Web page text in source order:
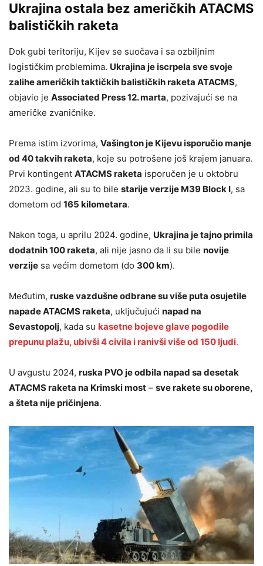
Ukrajina ostala bez američkih ATACMS
balističkih raketa
Dok gubi teritoriju, Kijev se suočava i sa ozbiljnim
logističkim problemima. Ukrajina je iscrpela sve svoje
zalihe američkih taktičkih balističkih raketa ATACMS,
objavio je Associated Press 12. marta, pozivajući se na
američke zvaničnike.
Prema istim izvorima, Vašington je Kijevu isporučio manje
od 40 takvih raketa, koje su potrošene još krajem januara.
Prvi kontingent ATACMS raketa isporučen je u oktobru
2023. godine, ali su to bile starije verzije M39 Block I, sa
dometom od 165 kilometara.
Nakon toga, u aprilu 2024. godine, Ukrajina je tajno primila
dodatnih 100 raketa, ali nije jasno da li su bile novije
verzije sa većim dometom (do 300 km).
Međutim, ruske vazdušne odbrane su više puta osujetile
napade ATACMS raketa, uključujući napad na
Sevastopolj, kada su kasetne bojeve glave pogodile
prepunu plažu, ubivši 4 civila i ranivši više od 150 ljudi.
U avgustu 2024, ruska PVO je odbila napad sa desetak
ATACMS raketa na Krimski most – sve rakete su oborene,
a šteta nije pričinjena.